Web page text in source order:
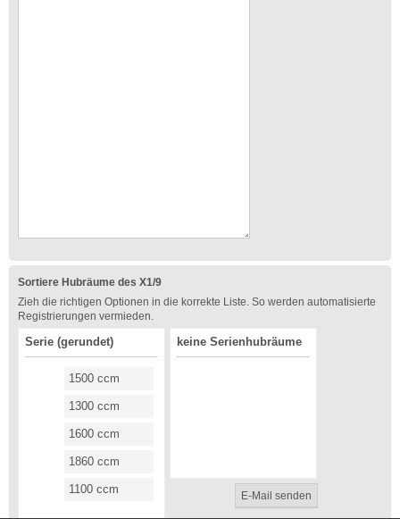
Sortiere Hubräume des X1/9
Zieh die richtigen Optionen in die korrekte Liste. So werden automatisierte
Registrierungen vermieden.
Serie (gerundet)
1500 ccm
1300 ccm
1600 ccm
1860 ccm
1100 ccm
keine Serienhubräume